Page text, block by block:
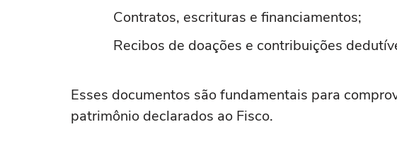
Contratos, escrituras e financiamentos;
Recibos de doações e contribuições
Esses documentos são fundamentais para
patrimônio declarados ao Fisco.